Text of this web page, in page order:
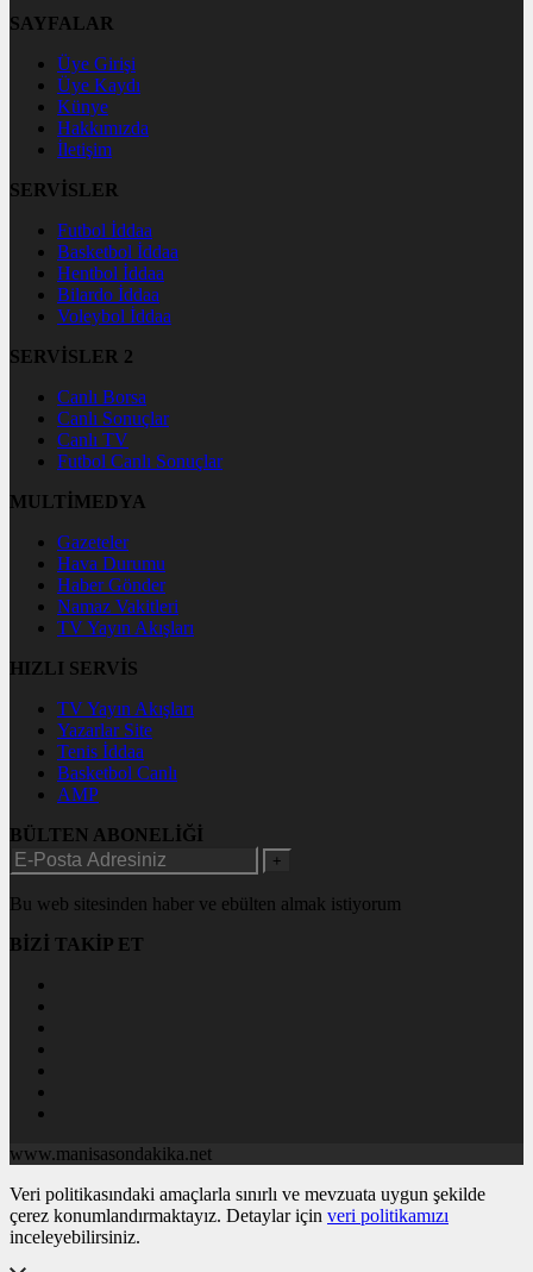
SAYFALAR
Üye Girişi
Üye Kaydı
Künye
Hakkımızda
İletişim
SERVİSLER
Futbol İddaa
Basketbol İddaa
Hentbol İddaa
Bilardo İddaa
Voleybol İddaa
SERVİSLER 2
Canlı Borsa
Canlı Sonuçlar
Canlı TV
Futbol Canlı Sonuçlar
MULTİMEDYA
Gazeteler
Hava Durumu
Haber Gönder
Namaz Vakitleri
TV Yayın Akışları
HIZLI SERVİS
TV Yayın Akışları
Yazarlar Site
Tenis İddaa
Basketbol Canlı
AMP
BÜLTEN ABONELİĞİ
+
Bu web sitesinden haber ve ebülten almak istiyorum
BİZİ TAKİP ET
www.manisasondakika.net
Veri politikasındaki amaçlarla sınırlı ve mevzuata uygun şekilde
çerez konumlandırmaktayız. Detaylar için veri politikamızı
inceleyebilirsiniz.